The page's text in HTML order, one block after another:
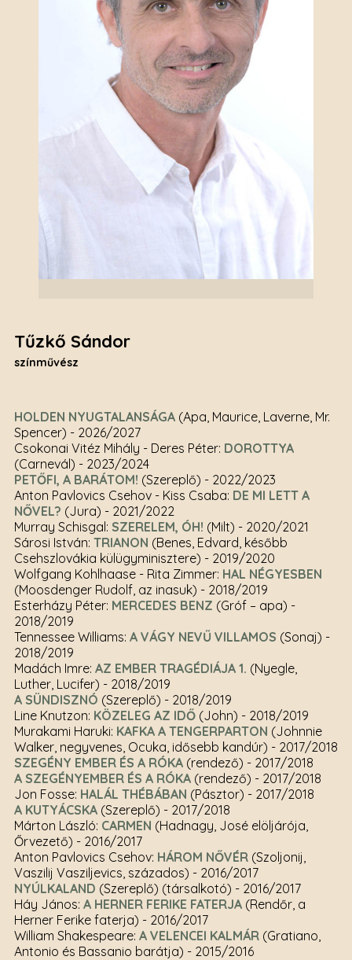
Tűzkő Sándor
színművész
HOLDEN NYUGTALANSÁGA(Apa, Maurice, Laverne, Mr.
Spencer) - 2026/2027
Csokonai Vitéz Mihály - Deres Péter: DOROTTYA
(Carnevál) - 2023/2024
PETŐFI, A BARÁTOM! (Szereplő) - 2022/2023
Anton Pavlovics Csehov - Kiss Csaba: DE MI LETT A
NŐVEL? (Jura) - 2021/2022
Murray Schisgal: SZERELEM, ÓH! (Milt) - 2020/2021
Sárosi István: TRIANON (Benes, Edvard, később
Csehszlovákia külügyminisztere) - 2019/2020
Wolfgang Kohlhaase - Rita Zimmer: HAL NÉGYESBEN
(Moosdenger Rudolf, az inasuk) - 2018/2019
Esterházy Péter: MERCEDES BENZ (Gróf – apa) -
2018/2019
Tennessee Williams: A VÁGY NEVŰ VILLAMOS (Sonaj) -
2018/2019
Madách Imre: AZ EMBER TRAGÉDIÁJA 1. (Nyegle,
Luther, Lucifer) - 2018/2019
A SÜNDISZNÓ (Szereplő) - 2018/2019
Line Knutzon: KÖZELEG AZ IDŐ(John) - 2018/2019
Murakami Haruki: KAFKA A TENGERPARTON (Johnnie
Walker, negyvenes, Ocuka, idősebb kandúr) - 2017/2018
SZEGÉNY EMBER ÉS A RÓKA(rendező) - 2017/2018
A SZEGÉNYEMBER ÉS A RÓKA(rendező) - 2017/2018
Jon Fosse: HALÁL THÉBÁBAN (Pásztor) - 2017/2018
A KUTYÁCSKA(Szereplő) - 2017/2018
Márton László: CARMEN (Hadnagy, José elöljárója,
Őrvezető) - 2016/2017
Anton Pavlovics Csehov: HÁROM NŐVÉR(Szoljonij,
Vaszilij Vasziljevics, százados) - 2016/2017
NYÚLKALAND (Szereplő) (társalkotó) - 2016/2017
Háy János: A HERNER FERIKE FATERJA(Rendőr, a
Herner Ferike faterja) - 2016/2017
William Shakespeare: A VELENCEI KALMÁR(Gratiano,
Antonio és Bassanio barátja) - 2015/2016